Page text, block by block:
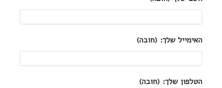
האימייל שלך: (חובה)
הטלפון שלך: (חובה)